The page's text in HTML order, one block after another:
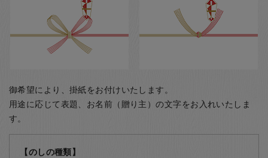
御希望により、掛紙をお付けいたします。
用途に応じて表題、お名前（贈り主）の文字をお入れいたしま
す。
【のしの種類】